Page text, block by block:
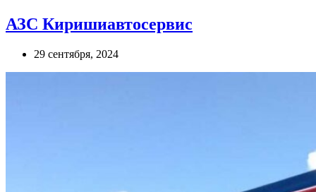
АЗС Киришиавтосервис
29 сентября, 2024